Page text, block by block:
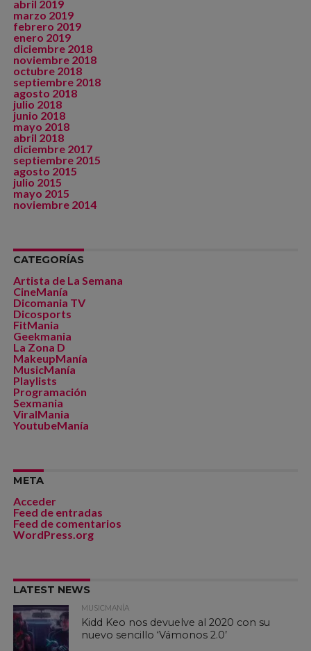
abril 2019
marzo 2019
febrero 2019
enero 2019
diciembre 2018
noviembre 2018
octubre 2018
septiembre 2018
agosto 2018
julio 2018
junio 2018
mayo 2018
abril 2018
diciembre 2017
septiembre 2015
agosto 2015
julio 2015
mayo 2015
noviembre 2014
CATEGORÍAS
Artista de La Semana
CineManía
Dicomania TV
Dicosports
FitMania
Geekmania
La Zona D
MakeupManía
MusicManía
Playlists
Programación
Sexmania
ViralMania
YoutubeManía
META
Acceder
Feed de entradas
Feed de comentarios
WordPress.org
LATEST NEWS
MUSICMANÍA
Kidd Keo nos devuelve al 2020 con su
nuevo sencillo ‘Vámonos 2.0’